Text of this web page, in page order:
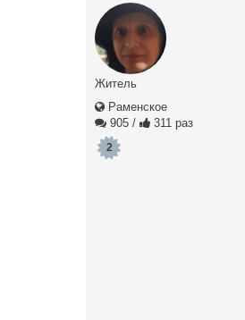
Житель
Раменское
905 / 311 раз
2